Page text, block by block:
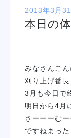
2013年3月31
本日の
みなさんこ
刈り上げ番長
3月も今日で
明日から4月
さーーーむ
ですねまった